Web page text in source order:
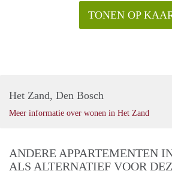
TONEN OP
Het Zand, Den Bosch
Meer informatie over wonen in Het Zand
ANDERE APPARTEMENTEN
ALS ALTERNATIEF VOOR